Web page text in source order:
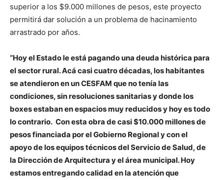
superior a los $9.000 millones de pesos, este proyecto
permitirá dar solución a un problema de hacinamiento
arrastrado por años.
“Hoy el Estado le está pagando una deuda histórica para
el sector rural. Acá casi cuatro décadas, los habitantes
se atendieron en un CESFAM que no tenía las
condiciones, sin resoluciones sanitarias y donde los
boxes estaban en espacios muy reducidos y hoy es todo
lo contrario. Con esta obra de casi $10.000 millones de
pesos financiada por el Gobierno Regional y con el
apoyo de los equipos técnicos del Servicio de Salud, de
la Dirección de Arquitectura y el área municipal. Hoy
estamos entregando calidad en la atención que